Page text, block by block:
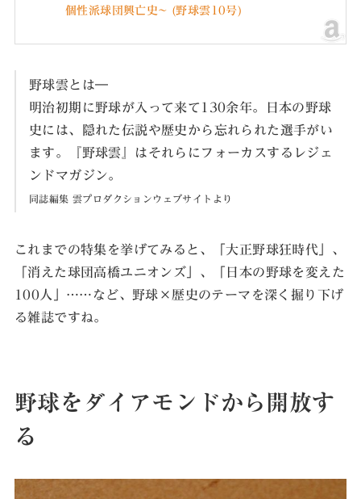
個性派球団興亡史~ (野球雲10号)
野球雲とは―
明治初期に野球が入って来て130余年。日本の野球
史には、隠れた伝説や歴史から忘れられた選手がい
ます。『野球雲』はそれらにフォーカスするレジェ
ンドマガジン。
同誌編集 雲プロダクションウェブサイトより
これまでの特集を挙げてみると、「大正野球狂時代」、
「消えた球団高橋ユニオンズ」、「日本の野球を変えた
100人」……など、野球×歴史のテーマを深く掘り下げ
る雑誌ですね。
野球をダイアモンドから開放す
る